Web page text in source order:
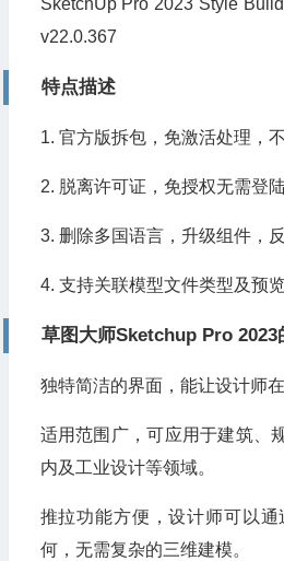
SketchUp Pro 2023 Style
v22.0.367
特点描述
1. 官方版拆包，免激活处理，
2. 脱离许可证，免授权无需登
3. 删除多国语言，升级组件，
4. 支持关联模型文件类型及预
草图大师Sketchup Pro 2023
独特简洁的界面，能让设计师
适用范围广，可应用于建筑、
内及工业设计等领域。
推拉功能方便，设计师可以
何，无需复杂的三维建模。